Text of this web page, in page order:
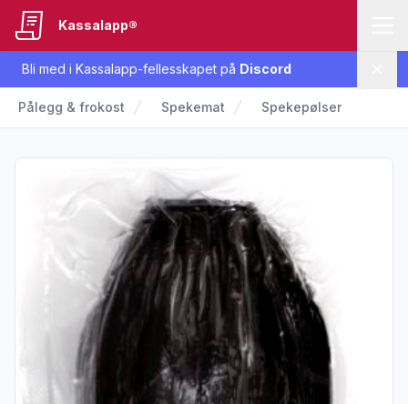
Bli med i Kassalapp-fellesskapet på Discord
Kassalapp®
Pålegg & frokost Spekemat Spekepølser